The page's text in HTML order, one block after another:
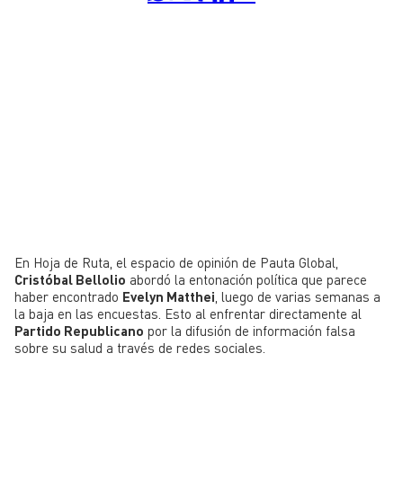
En Hoja de Ruta, el espacio de opinión de Pauta Global,
Cristóbal Bellolio abordó la entonación política que parece
haber encontrado Evelyn Matthei , luego de varias semanas a
la baja en las encuestas. Esto al enfrentar directamente al
Partido Republicano por la difusión de información falsa
sobre su salud a través de redes sociales.